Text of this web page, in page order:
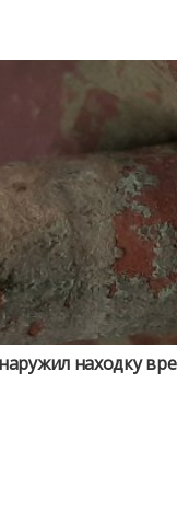
находку